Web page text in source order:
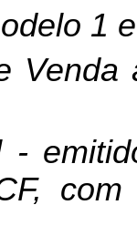
1
Venda
-